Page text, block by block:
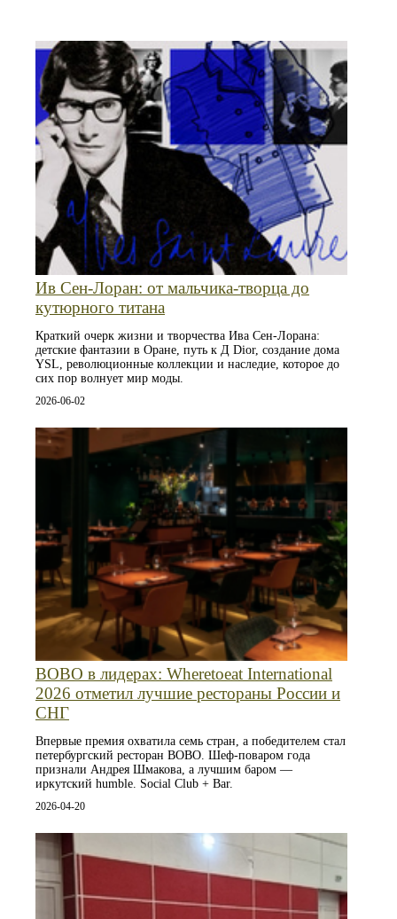
Ив Сен-Лоран: от мальчика‑творца до
кутюрного титана
Краткий очерк жизни и творчества Ива Сен-Лорана:
детские фантазии в Оране, путь к Д Dior, создание дома
YSL, революционные коллекции и наследие, которое до
сих пор волнует мир моды.
2026-06-02
BOBO в лидерах: Wheretoeat International
2026 отметил лучшие рестораны России и
СНГ
Впервые премия охватила семь стран, а победителем стал
петербургский ресторан BOBO. Шеф-поваром года
признали Андрея Шмакова, а лучшим баром —
иркутский humble. Social Club + Bar.
2026-04-20